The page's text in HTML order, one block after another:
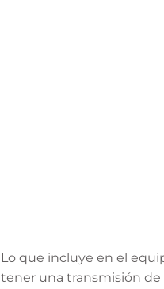
Lo que incluye en el
tener una transmisión